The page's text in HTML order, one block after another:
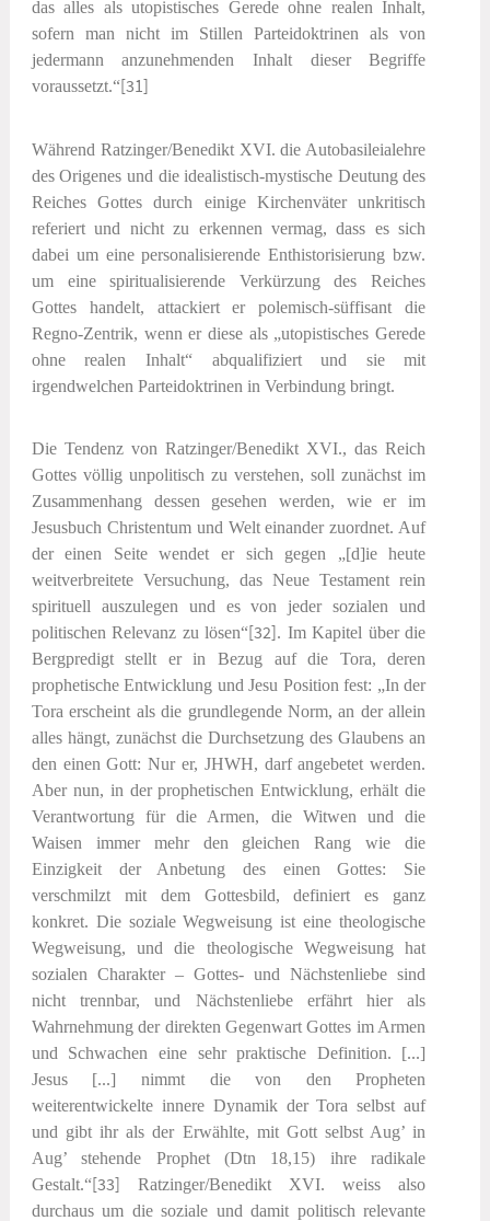
das alles als utopistisches Gerede ohne realen Inhalt,
sofern man nicht im Stillen Parteidoktrinen als von
jedermann anzunehmenden Inhalt dieser Begriffe
voraussetzt.“[31]
Während Ratzinger/Benedikt XVI. die Autobasileialehre
des Origenes und die idealistisch-mystische Deutung des
Reiches Gottes durch einige Kirchenväter unkritisch
referiert und nicht zu erkennen vermag, dass es sich
dabei um eine personalisierende Enthistorisierung bzw.
um eine spiritualisierende Verkürzung des Reiches
Gottes handelt, attackiert er polemisch-süffisant die
Regno-Zentrik, wenn er diese als „utopistisches Gerede
ohne realen Inhalt“ abqualifiziert und sie mit
irgendwelchen Parteidoktrinen in Verbindung bringt.
Die Tendenz von Ratzinger/Benedikt XVI., das Reich
Gottes völlig unpolitisch zu verstehen, soll zunächst im
Zusammenhang dessen gesehen werden, wie er im
Jesusbuch Christentum und Welt einander zuordnet. Auf
der einen Seite wendet er sich gegen „[d]ie heute
weitverbreitete Versuchung, das Neue Testament rein
spirituell auszulegen und es von jeder sozialen und
politischen Relevanz zu lösen“[32]. Im Kapitel über die
Bergpredigt stellt er in Bezug auf die Tora, deren
prophetische Entwicklung und Jesu Position fest: „In der
Tora erscheint als die grundlegende Norm, an der allein
alles hängt, zunächst die Durchsetzung des Glaubens an
den einenGott: Nur er, JHWH, darf angebetet werden.
Aber nun, in der prophetischen Entwicklung, erhält die
Verantwortung für die Armen, die Witwen und die
Waisen immer mehr den gleichen Rang wie die
Einzigkeit der Anbetung des einen Gottes: Sie
verschmilzt mit dem Gottesbild, definiert es ganz
konkret. Die soziale Wegweisung ist eine theologische
Wegweisung, und die theologische Wegweisung hat
sozialen Charakter – Gottes- und Nächstenliebe sind
nicht trennbar, und Nächstenliebe erfährt hier als
Wahrnehmung der direkten Gegenwart Gottes im Armen
und Schwachen eine sehr praktische Definition. [...]
Jesus [...] nimmt die von den Propheten
weiterentwickelte innere Dynamik der Tora selbst auf
und gibt ihr als der Erwählte, mit Gott selbst Aug’ in
Aug’ stehende Prophet (Dtn 18,15) ihre radikale
Gestalt.“[33]
Ratzinger/Benedikt XVI. weiss also
durchaus um die soziale und damit politisch relevante